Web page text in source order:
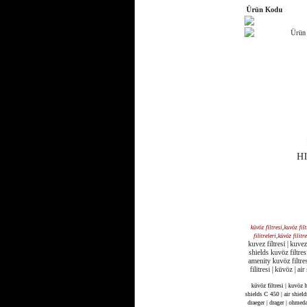
Ürün Kodu
Ürün
küvöz filtresi kuvöz
filitreleri, küvöz
kuvez filtresi |
shields kuvöz
amenity kuvöz
filitresi | küvöz | air
küvöz filtresi | kuvöz
shields C 450| air
draeger | drager |